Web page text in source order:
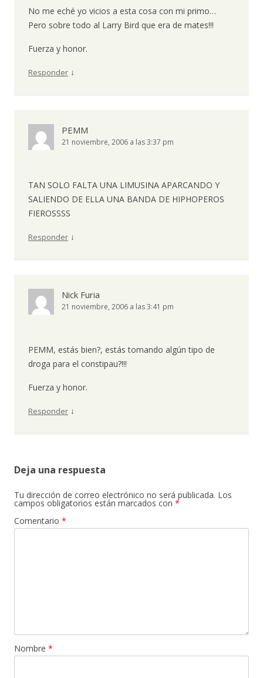
No me eché yo vicios a esta cosa con mi primo…
Pero sobre todo al Larry Bird que era de mates!!!
Fuerza y honor.
Responder ↓
PEMM
21 noviembre, 2006 a las 3:37 pm
TAN SOLO FALTA UNA LIMUSINA APARCANDO Y
SALIENDO DE ELLA UNA BANDA DE HIPHOPEROS
FIEROSSSS
Responder ↓
Nick Furia
21 noviembre, 2006 a las 3:41 pm
PEMM, estás bien?, estás tomando algún tipo de
droga para el constipau?!!!
Fuerza y honor.
Responder ↓
Deja una respuesta
Tu dirección de correo electrónico no será publicada. Los
campos obligatorios están marcados con *
Comentario *
Nombre *